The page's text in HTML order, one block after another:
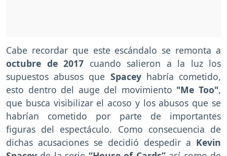
Cabe recordar que este escándalo se remonta a
octubre de 2017 cuando salieron a la luz los
supuestos abusos que Spaceyhabría cometido,
esto dentro del auge del movimiento "Me Too",
que busca visibilizar el acoso y los abusos que se
habrían cometido por parte de importantes
figuras del espectáculo. Como consecuencia de
dichas acusaciones se decidió despedir a Kevin